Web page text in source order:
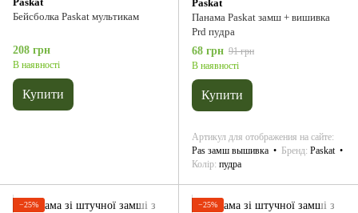
Бейсболка Paskat мультикам
208 грн
В наявності
Купити
Paskat
Панама Paskat замш + вишивка
Prd пудра
68 грн 91 грн
В наявності
Купити
Артикул для отображения на сайте
Pas замш вышивка
Бренд Paskat
Колір пудра
−25% −25%